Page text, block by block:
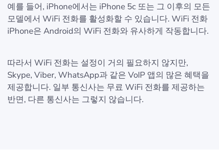
예를 들어, iPhone에서는 iPhone 5c 또는 그 이후의 모든
모델에서 WiFi 전화를 활성화할 수 있습니다. WiFi 전화
iPhone은 Android의 WiFi 전화와 유사하게 작동합니다.
따라서 WiFi 전화는 설정이 거의 필요하지 않지만,
Skype, Viber, WhatsApp과 같은 VoIP 앱의 많은 혜택을
제공합니다. 일부 통신사는 무료 WiFi 전화를 제공하는
반면, 다른 통신사는 그렇지 않습니다.